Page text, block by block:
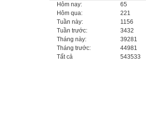
Hôm nay:
65
Hôm qua:
221
Tuần này:
1156
Tuần trước:
3432
Tháng này:
39281
Tháng trước:
44981
Tất cả
543533